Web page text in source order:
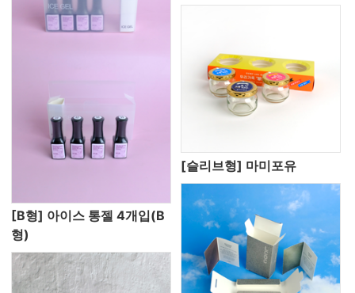
[B형] 아이스 통젤 4개입(B
형)
[슬리브형] 마미포유